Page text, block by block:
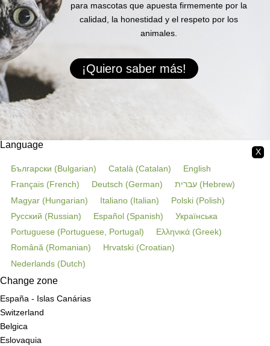
para mascotas que apuesta firmemente por la
calidad, la honestidad y el respeto por los
animales.
¡Quiero saber más!
X
Language
Български (Bulgarian) Català (Catalan)
English
Français (French) Deutsch (German) עברית (Hebrew)
Magyar (Hungarian) Italiano (Italian) Polski (Polish)
Русский (Russian) Español (Spanish)
Українська
Portuguese (Portuguese, Portugal) Ελληνικά (Greek)
Română (Romanian) Hrvatski (Croatian)
Nederlands (Dutch)
Change zone
España - Islas Canárias
Switzerland
Belgica
Eslovaquia